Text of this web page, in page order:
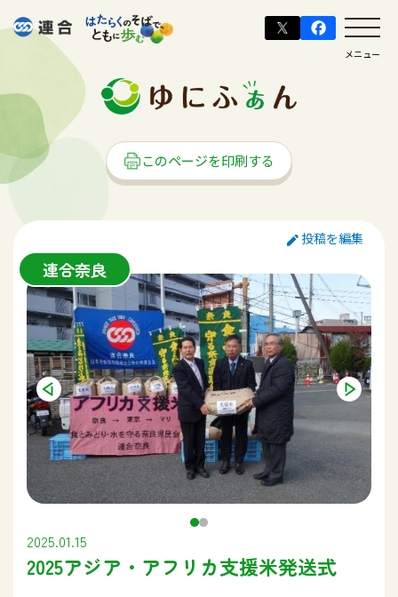
メニュー
このページを印刷する
投稿を編集
連合奈良
2025.01.15
2025アジア・アフリカ支援米発送式